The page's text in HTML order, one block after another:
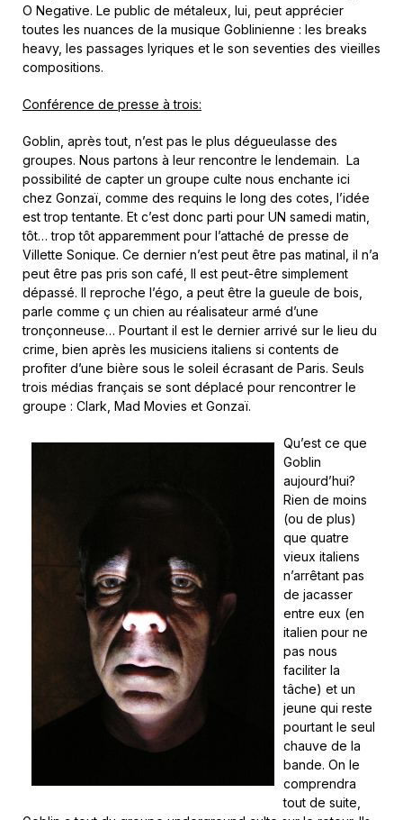
O Negative. Le public de métaleux, lui, peut apprécier
toutes les nuances de la musique Goblinienne : les breaks
heavy, les passages lyriques et le son seventies des vieilles
compositions.
Conférence de presse à trois:
Goblin, après tout, n’est pas le plus dégueulasse des
groupes. Nous partons à leur rencontre le lendemain. La
possibilité de capter un groupe culte nous enchante ici
chez Gonzaï, comme des requins le long des cotes, l’idée
est trop tentante. Et c’est donc parti pour UN samedi matin,
tôt… trop tôt apparemment pour l’attaché de presse de
Villette Sonique. Ce dernier n’est peut être pas matinal, il n’a
peut être pas pris son café, ll est peut-être simplement
dépassé. Il reproche l’égo, a peut être la gueule de bois,
parle comme ç un chien au réalisateur armé d’une
tronçonneuse… Pourtant il est le dernier arrivé sur le lieu du
crime, bien après les musiciens italiens si contents de
profiter d’une bière sous le soleil écrasant de Paris. Seuls
trois médias français se sont déplacé pour rencontrer le
groupe : Clark, Mad Movies et Gonzaï.
Qu’est ce que
Goblin
aujourd’hui?
Rien de moins
(ou de plus)
que quatre
vieux italiens
n’arrêtant pas
de jacasser
entre eux (en
italien pour ne
pas nous
faciliter la
tâche) et un
jeune qui reste
pourtant le seul
chauve de la
bande. On le
comprendra
tout de suite,